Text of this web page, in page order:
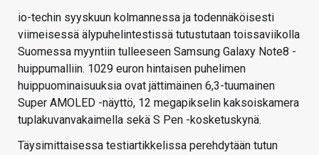
io-techin syyskuun kolmannessa ja todennäköisesti
viimeisessä älypuhelintestissä tutustutaan toissaviikolla
Suomessa myyntiin tulleeseen Samsung Galaxy Note8 -
huippumalliin. 1029 euron hintaisen puhelimen
huippuominaisuuksia ovat jättimäinen 6,3-tuumainen
Super AMOLED -näyttö, 12 megapikselin kaksoiskamera
tuplakuvanvakaimella sekä S Pen -kosketuskynä.
Täysimittaisessa testiartikkelissa perehdytään tutun